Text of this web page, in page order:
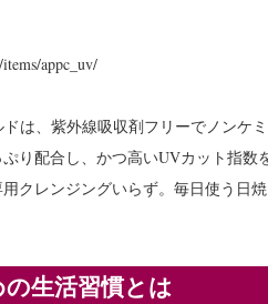
appc_uv/
は、紫外線吸収剤フリーでノンケ
り配合し、かつ高いUVカット指数
クレンジングいらず。毎日使う日
生活習慣とは